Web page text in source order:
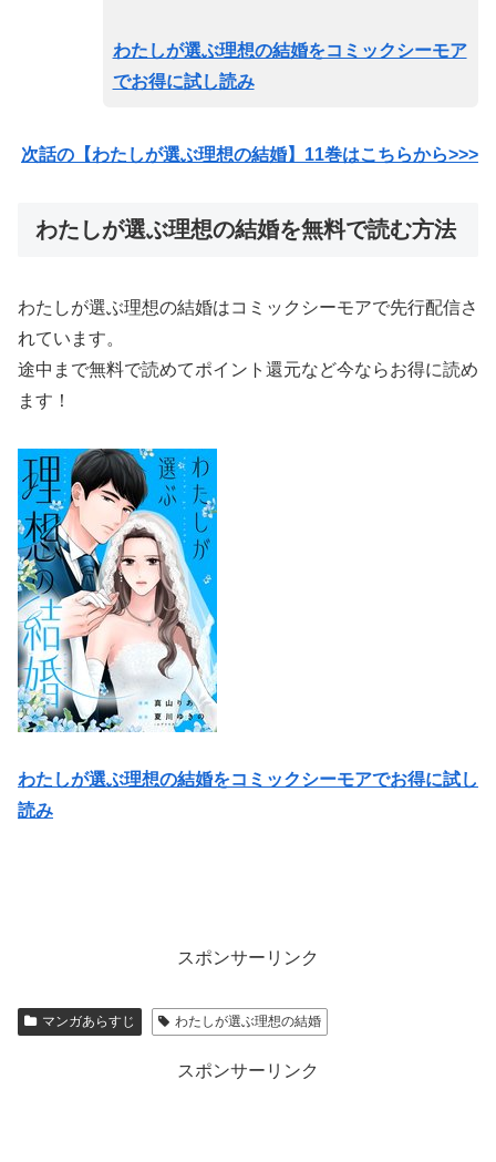
わたしが選ぶ理想の結婚をコミックシーモア
でお得に試し読み
次話の【わたしが選ぶ理想の結婚】11巻はこちらから>>>
わたしが選ぶ理想の結婚を無料で読む方法
わたしが選ぶ理想の結婚はコミックシーモアで先行配信さ
れています。
途中まで無料で読めてポイント還元など今ならお得に読め
ます！
わたしが選ぶ理想の結婚をコミックシーモアでお得に試し
読み
スポンサーリンク
マンガあらすじ わたしが選ぶ理想の結婚
スポンサーリンク